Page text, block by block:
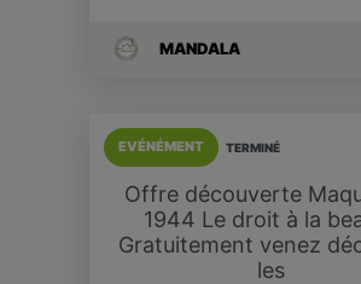
MANDALA
TERMINÉ
EVÉNÉMENT
Offre découverte
1944 Le droit à la
Gratuitement venez
les